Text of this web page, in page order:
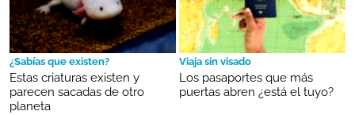
¿Sabías que existen?
Estas criaturas existen y
parecen sacadas de otro
planeta
Viaja sin visado
Los pasaportes que más
puertas abren ¿está el tuyo?